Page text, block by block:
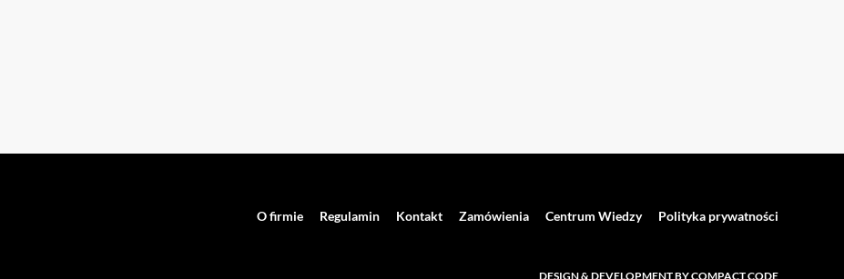
O firmie Regulamin Kontakt Zamówienia Centrum Wiedzy Polityka prywatności
DESIGN & DEVELOPMENT BY COMPACT CODE